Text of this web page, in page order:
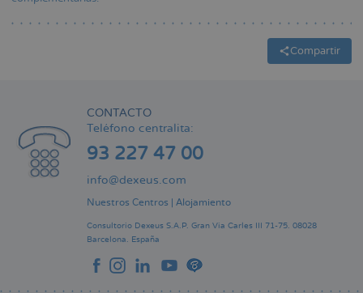
Compartir
CONTACTO
Teléfono centralita:
93 227 47 00
info@dexeus.com
Nuestros Centros | Alojamiento
Consultorio Dexeus S.A.P. Gran Via Carles III 71-75. 08028
Barcelona. España